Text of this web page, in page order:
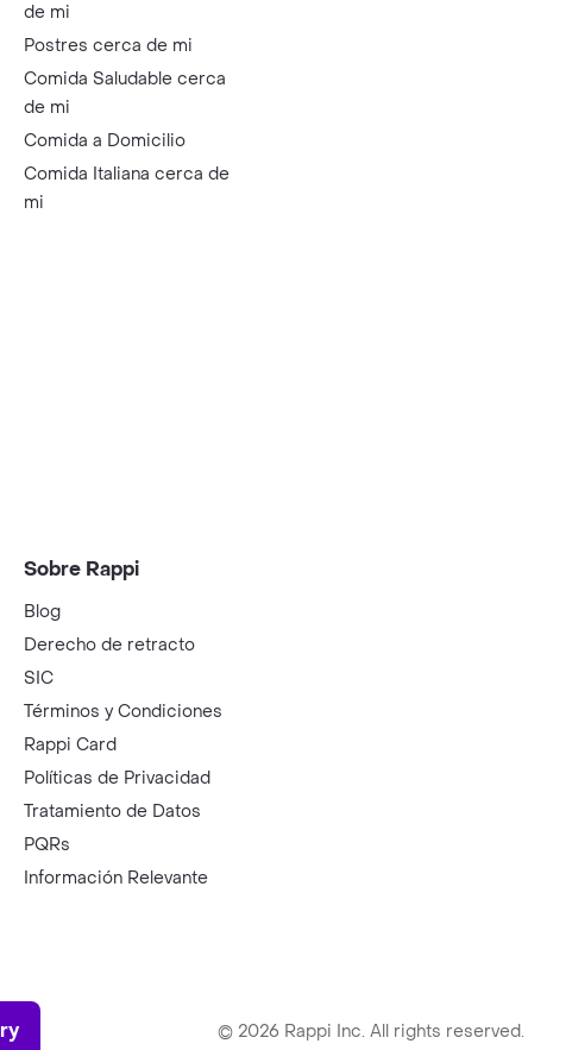
de mi
Postres cerca de mi
Comida Saludable cerca
de mi
Comida a Domicilio
Comida Italiana cerca de
mi
Sobre Rappi
Blog
Derecho de retracto
SIC
Términos y Condiciones
Rappi Card
Políticas de Privacidad
Tratamiento de Datos
PQRs
Información Relevante
© 2026 Rappi Inc. All rights reserved.